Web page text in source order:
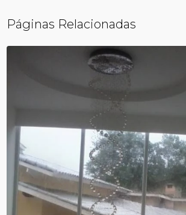
Páginas Relacionadas